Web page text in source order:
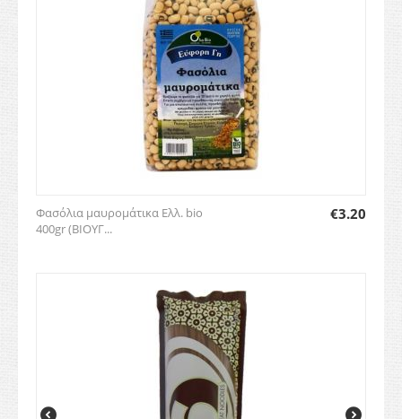
Φασόλια μαυρομάτικα Ελλ. bio
400gr (ΒΙΟΥΓ...
€3.20